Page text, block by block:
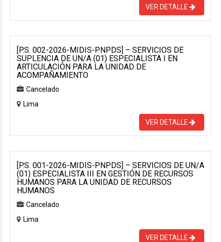
VER DETALLE
[P.S. 002-2026-MIDIS-PNPDS] – SERVICIOS DE
SUPLENCIA DE UN/A (01) ESPECIALISTA I EN
ARTICULACIÓN PARA LA UNIDAD DE
ACOMPAÑAMIENTO
Cancelado
Lima
VER DETALLE
[P.S. 001-2026-MIDIS-PNPDS] – SERVICIOS DE UN/A
(01) ESPECIALISTA III EN GESTIÓN DE RECURSOS
HUMANOS PARA LA UNIDAD DE RECURSOS
HUMANOS
Cancelado
Lima
VER DETALLE